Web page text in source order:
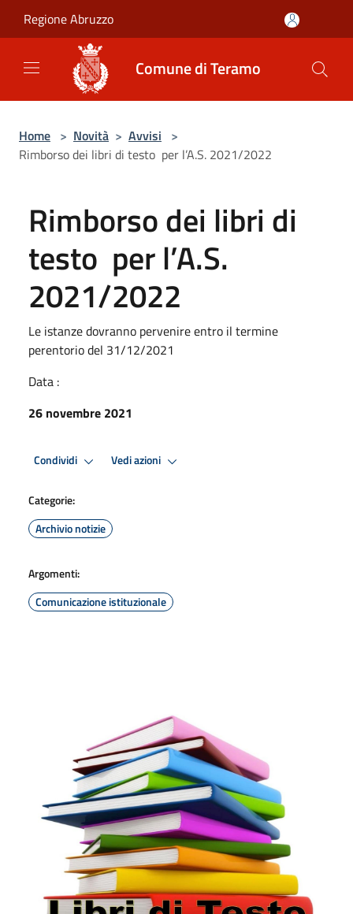
Regione Abruzzo
Comune di Teramo
Home > Novità > Avvisi >
Rimborso dei libri di testo per l’A.S. 2021/2022
Rimborso dei libri di
testo per l’A.S.
2021/2022
Le istanze dovranno pervenire entro il termine
perentorio del 31/12/2021
Data :
26 novembre 2021
Condividi Vedi azioni
Categorie:
Archivio notizie
Argomenti:
Comunicazione istituzionale